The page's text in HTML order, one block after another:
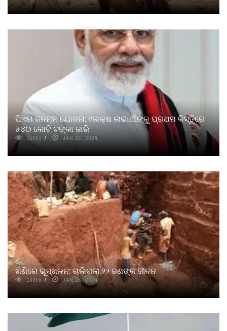
ପିଏମ ଜନମନ ଯୋଜନା: ୧ଲକ୍ଷ ଲାଭାର୍ଥୀଙ୍କୁ ପ୍ରଥମ କିସ୍ତିରେ
୫୪୦ କୋଟି ଟଙ୍କା ଜାରି
15362 JAN 15, 2024
ଖଣିରେ ଭୂସ୍ଖଳନ: ଚାଲିଗଲା ୨୨ ଜଣଙ୍କ ଜୀବନ
13958 JAN 15, 2024